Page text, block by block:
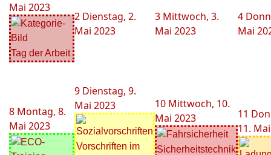
Mai 2023
Tag der Arbeit
2 Dienstag, 2.
Mai 2023
3 Mittwoch, 3.
Mai 2023
4
Mai
8 Montag, 8.
Mai 2023
9 Dienstag, 9.
Mai 2023
Vorschriften im
10 Mittwoch, 10.
Mai 2023
Sicherheitstechnik
11
11.